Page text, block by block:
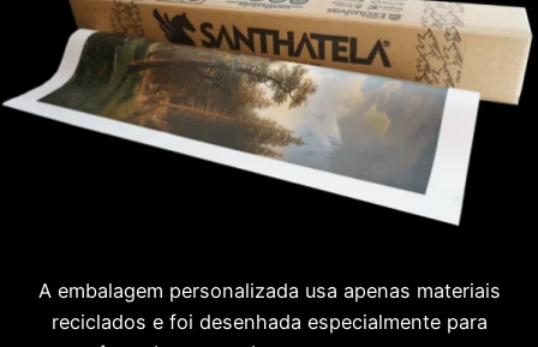
A embalagem personalizada usa apenas materiais
reciclados e foi desenhada especialmente para